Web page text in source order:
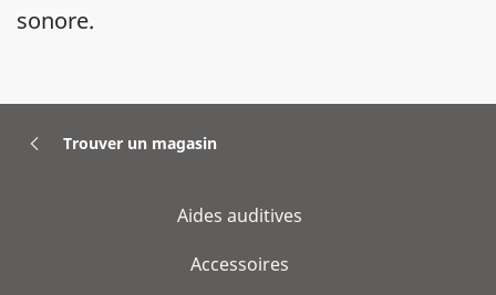
sonore.
Trouver un magasin
Aides auditives
Accessoires